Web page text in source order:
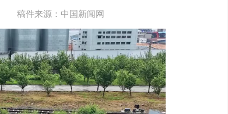
稿件来源：中国新闻网